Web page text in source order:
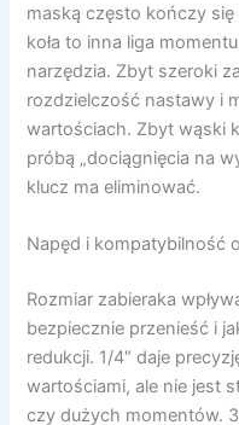
maską często kończy
koła to inna liga
narzędzia. Zbyt szeroki
rozdzielczość nastawy i
wartościach. Zbyt wąski
próbą „dociągnięcia na
klucz ma eliminować.
Napęd i kompatybilność
Rozmiar zabieraka
bezpiecznie przenieść i
redukcji. 1/4″ daje
wartościami, ale nie jest
czy dużych momentów.